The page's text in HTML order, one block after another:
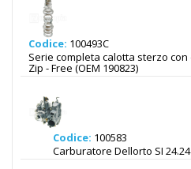
Codice: 100493C
Serie completa calotta sterzo con
Zip - Free (OEM 190823)
Codice: 100583
Carburatore Dellorto SI